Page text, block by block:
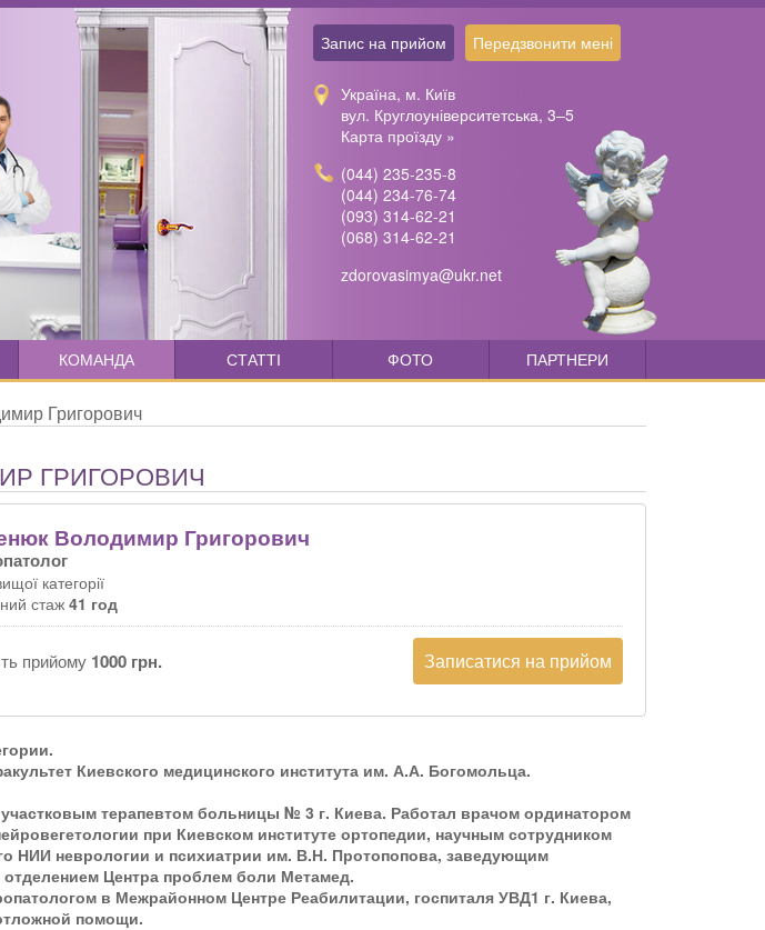
Запис на прийом Передзвонити мені
Україна, м. Київ
вул. Круглоуніверситетська, 3–5
Карта проїзду »
(044) 235-235-8
(044) 234-76-74
(093) 314-62-21
(068) 314-62-21
zdorovasimya@ukr.net
КОМАНДА СТАТТІ ФОТО ПАРТНЕРИ
Григорович
ГРИГОРОВИЧ
Володимир Григорович
категорії
стаж 41 год
прийому 1000 грн. Записатися на прийом
Киевского медицинского института им. А.А. Богомольца.
терапевтом больницы № 3 г. Киева. Работал врачом ординатором
при Киевском институте ортопедии, научным сотрудником
НИИ неврологии и психиатрии им. В.Н. Протопопова, заведующим
отделением Центра проблем боли Метамед.
в Межрайонном Центре Реабилитации, госпиталя УВД1 г. Киева,
помощи.